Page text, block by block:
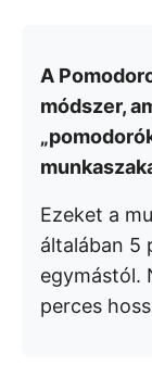
A
módszer,
Ezeket a
általában 5
egymástól.
perces